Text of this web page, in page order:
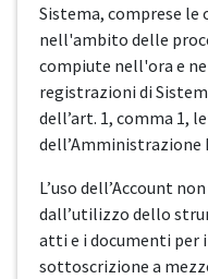
Sistema, comprese
nell'ambito delle
compiute nell'ora e
registrazioni di
dell’art. 1, comma 1,
dell’Amministrazione
L’uso dell’Account
dall’utilizzo dello
atti e i documenti per
sottoscrizione a